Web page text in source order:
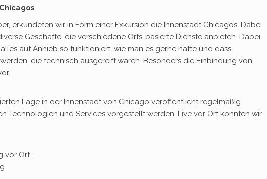
erkundeten wir in Form einer Exkursion die Innenstadt Chicagos. Dabei
Geschäfte, die verschiedene Orts-basierte Dienste anbieten. Dabei
auf Anhieb so funktioniert, wie man es gerne hätte und dass
die technisch ausgereift wären. Besonders die Einbindung von
Lage in der Innenstadt von Chicago veröffentlicht regelmäßig
Technologien und Services vorgestellt werden. Live vor Ort konnten wir
vor Ort